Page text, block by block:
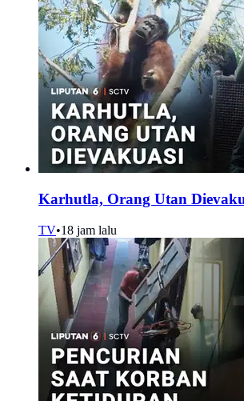
Karhutla, Orang Utan
TV•18 jam lalu